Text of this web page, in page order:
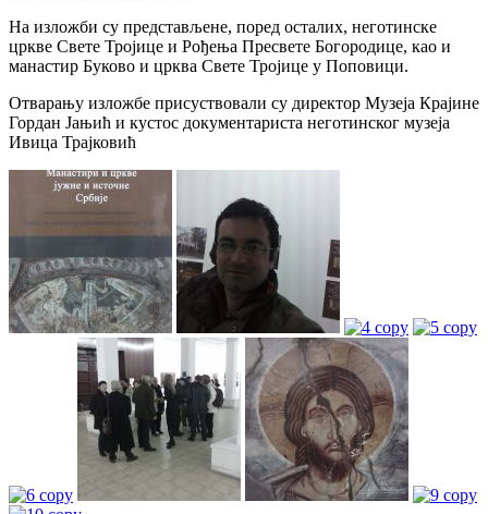
На изложби су представљене, поред осталих, неготинске
цркве Свете Тројице и Рођења Пресвете Богородице, као и
манастир Буково и црква Свете Тројице у Поповици.
Отварању изложбе присуствовали су директор Музеја Крајине
Гордан Јањић и кустос документариста неготинског музеја
Ивица Трајковић